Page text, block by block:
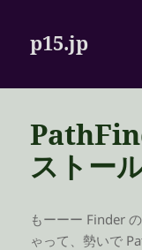
p15.jp
ストー
もーーー Finder
ゃって、勢いで